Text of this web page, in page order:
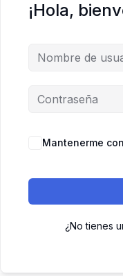
¡Hola,
Mantenerme
¿No tienes